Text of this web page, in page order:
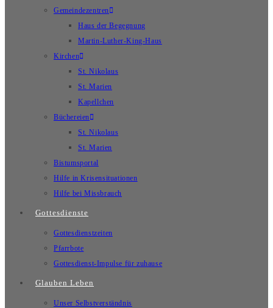
Gemeindezentren
Haus der Begegnung
Martin-Luther-King-Haus
Kirchen
St. Nikolaus
St. Marien
Kapellchen
Büchereien
St. Nikolaus
St. Marien
Bistumsportal
Hilfe in Krisensituationen
Hilfe bei Missbrauch
Gottesdienste
Gottesdienstzeiten
Pfarrbote
Gottesdienst-Impulse für zuhause
Glauben Leben
Unser Selbstverständnis